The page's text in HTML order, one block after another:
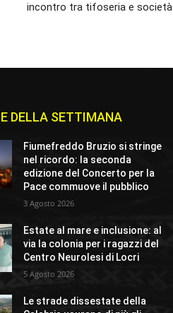
incontro tra tifoseria e società
DELLA SETTIMANA
Fiumefreddo Bruzio si stringe
nel ricordo: la seconda
edizione del Concerto per la
Pace commuove il pubblico
3 Agosto 2026
Estate al mare e inclusione: al
via la colonia per i ragazzi del
Centro Neurolesi di Locri
5 Agosto 2026
Le strade dissestate della